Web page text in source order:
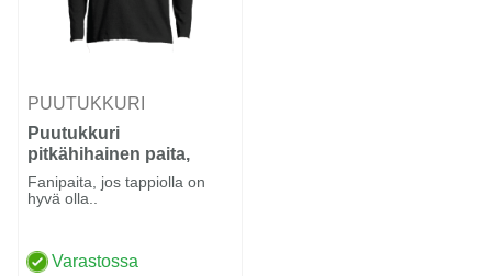
PUUTUKKURI
Puutukkuri
pitkähihainen paita,
(Tappiota tullee)
fanipaita
Fanipaita, jos tappiolla on
hyvä olla..
Varastossa